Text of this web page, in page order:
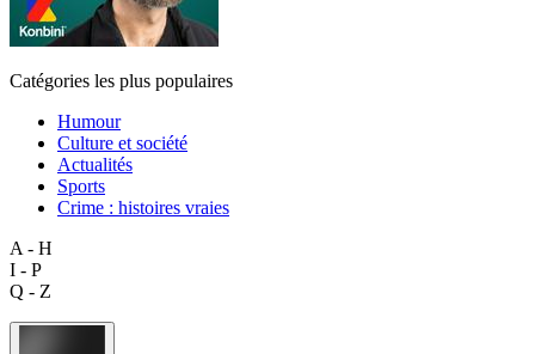
Catégories les plus populaires
Humour
Culture et société
Actualités
Sports
Crime : histoires vraies
A - H
I - P
Q - Z